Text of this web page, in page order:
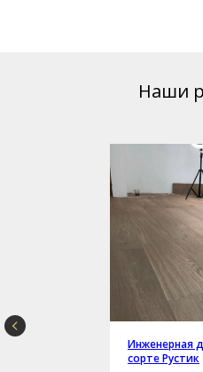
Наши
Инженерная
сорте Рустик